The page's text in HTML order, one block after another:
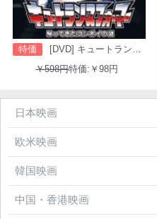
特価
[DVD] キュートランスフォーマー 帰ってきたコンボイの謎
￥598円特価:￥98円
日本映画
欧米映画
韓国映画
中国・香港映画